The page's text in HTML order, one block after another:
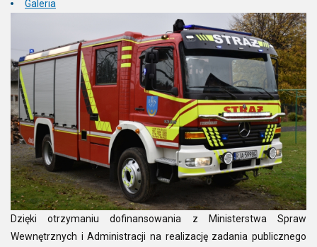
Galeria
Dzięki otrzymaniu dofinansowania z Ministerstwa Spraw
Wewnętrznych i Administracji na realizację zadania publicznego